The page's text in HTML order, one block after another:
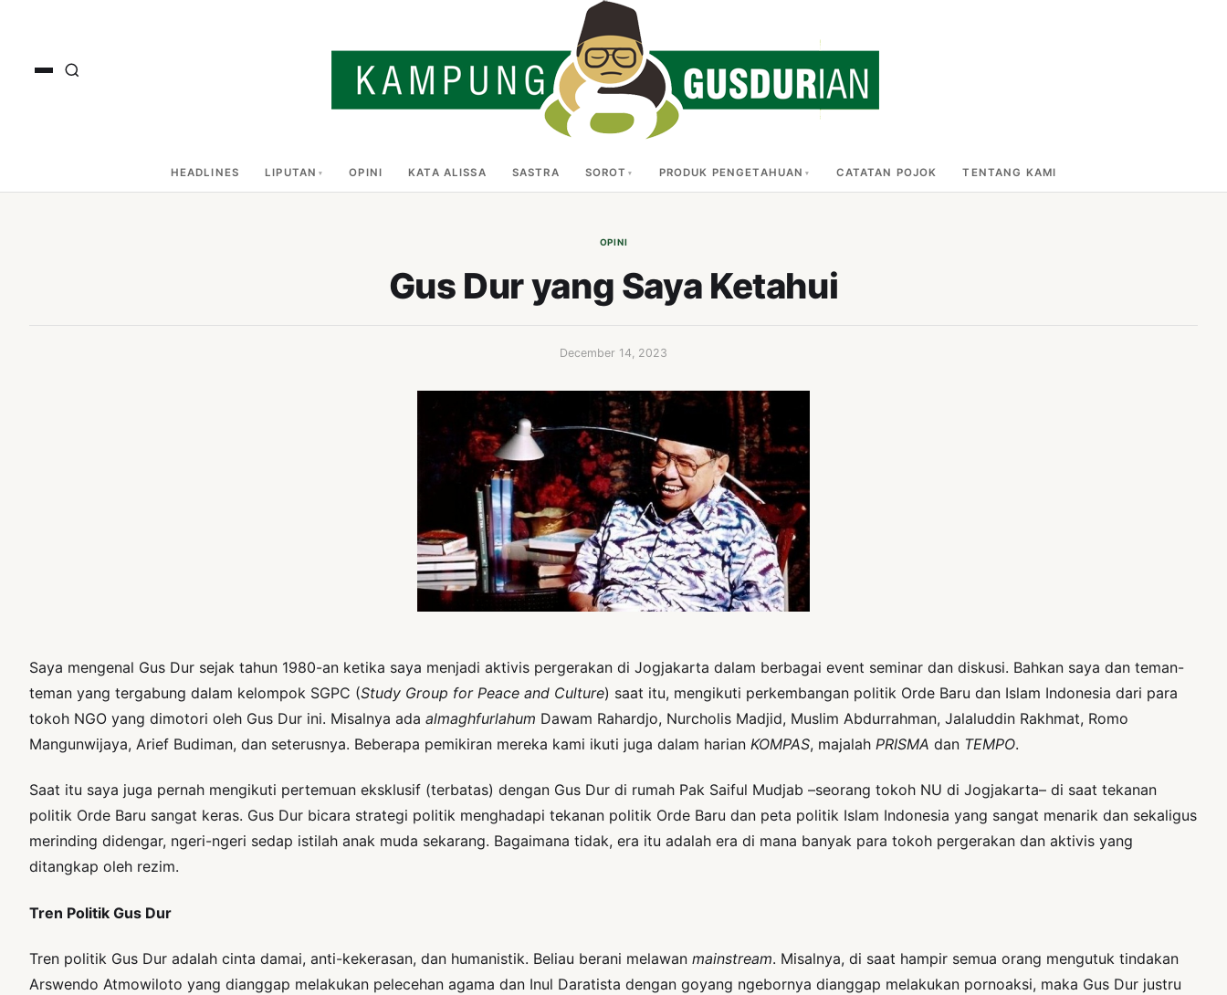
HEADLINES LIPUTAN OPINI KATA ALISSA SASTRA SOROT PRODUK PENGETAHUAN CATATAN POJOK TENTANG KAMI
OPINI
Gus Dur yang Saya Ketahui
December 14, 2023
Saya mengenal Gus Dur sejak tahun 1980-an ketika saya menjadi aktivis pergerakan di Jogjakarta dalam berbagai event seminar dan diskusi. Bahkan saya dan teman-
teman yang tergabung dalam kelompok SGPC (Study Group for Peace and Culture) saat itu, mengikuti perkembangan politik Orde Baru dan Islam Indonesia dari para
tokoh NGO yang dimotori oleh Gus Dur ini. Misalnya ada almaghfurlahum Dawam Rahardjo, Nurcholis Madjid, Muslim Abdurrahman, Jalaluddin Rakhmat, Romo
Mangunwijaya, Arief Budiman, dan seterusnya. Beberapa pemikiran mereka kami ikuti juga dalam harian KOMPAS, majalah PRISMA dan TEMPO.
Saat itu saya juga pernah mengikuti pertemuan eksklusif (terbatas) dengan Gus Dur di rumah Pak Saiful Mudjab –seorang tokoh NU di Jogjakarta– di saat tekanan
politik Orde Baru sangat keras. Gus Dur bicara strategi politik menghadapi tekanan politik Orde Baru dan peta politik Islam Indonesia yang sangat menarik dan sekaligus
merinding didengar, ngeri-ngeri sedap istilah anak muda sekarang. Bagaimana tidak, era itu adalah era di mana banyak para tokoh pergerakan dan aktivis yang
ditangkap oleh rezim.
Tren Politik Gus Dur
Tren politik Gus Dur adalah cinta damai, anti-kekerasan, dan humanistik. Beliau berani melawan mainstream. Misalnya, di saat hampir semua orang mengutuk tindakan
Arswendo Atmowiloto yang dianggap melakukan pelecehan agama dan Inul Daratista dengan goyang ngebornya dianggap melakukan pornoaksi, maka Gus Dur justru